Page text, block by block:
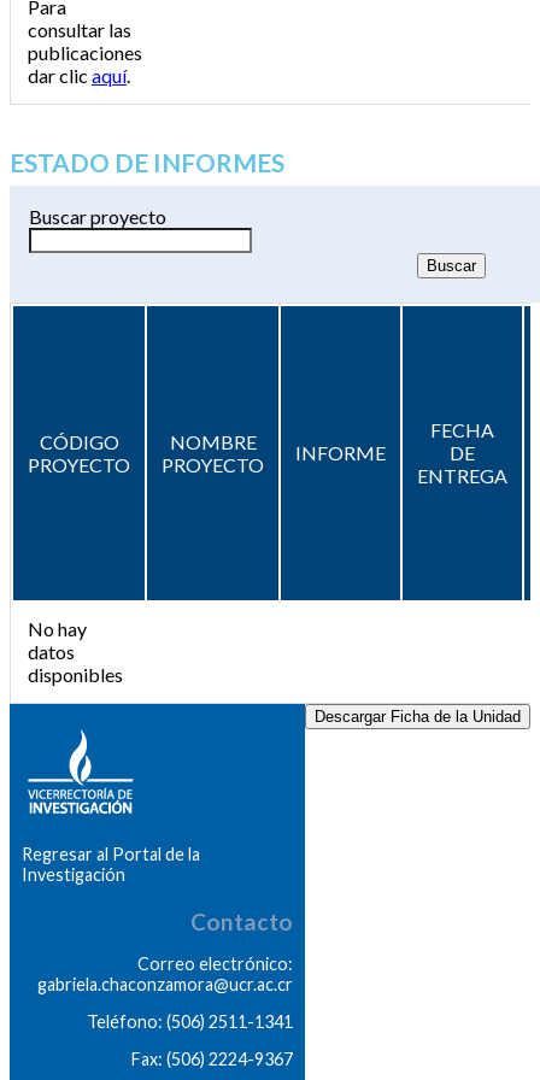
Para
consultar las
publicaciones
dar clic aquí.
ESTADO DE INFORMES
Buscar proyecto
CÓDIGO
PROYECTO
NOMBRE
PROYECTO
INFORME
FECHA
DE
ENTREGA
No hay
datos
disponibles
Descargar Ficha de la Unidad
Regresar al Portal de la
Investigación
Contacto
Correo electrónico:
gabriela.chaconzamora@ucr.ac.cr
Teléfono: (506) 2511-1341
Fax: (506) 2224-9367